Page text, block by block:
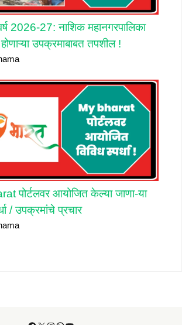
2026-27: नाशिक महानगरपालिका
उपक्रमाबाबत तपशील !
पोर्टलवर आयोजित केल्या जाणा-या
/ उपक्रमांचे प्रचार